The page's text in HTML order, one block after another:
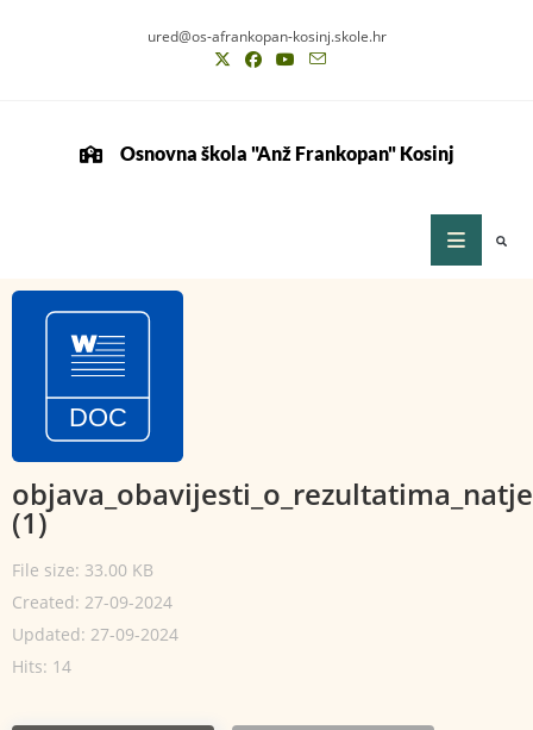
ured@os-afrankopan-kosinj.skole.hr
Osnovna škola "Anž Frankopan" Kosinj
(1)
File size: 33.00 KB
Created: 27-09-2024
Updated: 27-09-2024
Hits: 14